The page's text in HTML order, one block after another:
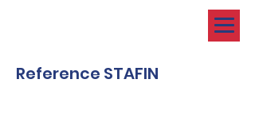
Reference STAFIN